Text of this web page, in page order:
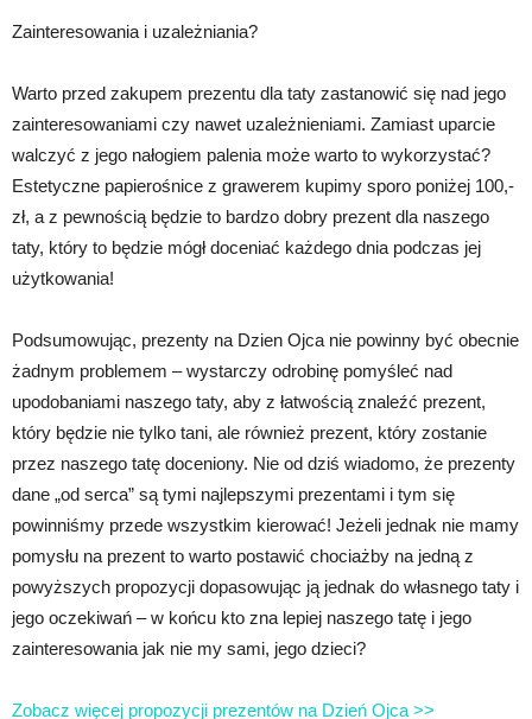
Zainteresowania i uzależniania?
Warto przed zakupem prezentu dla taty zastanowić się nad jego
zainteresowaniami czy nawet uzależnieniami. Zamiast uparcie
walczyć z jego nałogiem palenia może warto to wykorzystać?
Estetyczne papierośnice z grawerem kupimy sporo poniżej 100,-
zł, a z pewnością będzie to bardzo dobry prezent dla naszego
taty, który to będzie mógł doceniać każdego dnia podczas jej
użytkowania!
Podsumowując, prezenty na Dzien Ojca nie powinny być obecnie
żadnym problemem – wystarczy odrobinę pomyśleć nad
upodobaniami naszego taty, aby z łatwością znaleźć prezent,
który będzie nie tylko tani, ale również prezent, który zostanie
przez naszego tatę doceniony. Nie od dziś wiadomo, że prezenty
dane „od serca” są tymi najlepszymi prezentami i tym się
powinniśmy przede wszystkim kierować! Jeżeli jednak nie mamy
pomysłu na prezent to warto postawić chociażby na jedną z
powyższych propozycji dopasowując ją jednak do własnego taty i
jego oczekiwań – w końcu kto zna lepiej naszego tatę i jego
zainteresowania jak nie my sami, jego dzieci?
Zobacz więcej propozycji prezentów na Dzień Ojca >>